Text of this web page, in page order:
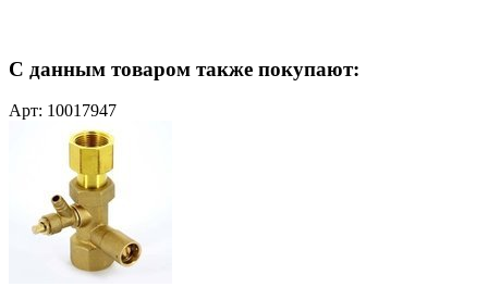
С данным товаром также покупают:
Арт: 10017947